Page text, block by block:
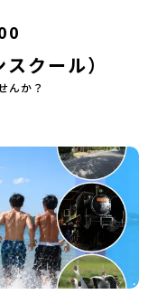
聴ください。▶︎ [アーカ
ログラム説明会〜
へ〜全体説明を聞いた
「どんな町なの？」
らではの豊かな文化
お伝えします。日
こ
し込み：https://c-
はじめての一人旅だ
そんな保護者様の不安
フが直接お答えしま
ご自宅からリラックス
確認ください・参加
ただく前に、「お申し
ます。ご確認くださ
の「平取高校」の先
見学ではありません。
て、年の近い先輩たち
人たちと対話をしな
大充実の2泊3日にな
っぷりつまった北海
出発しませんか？体
定）＜1日目＞
ーク」「高校生企画①-
りの歴史・文化を知
文化博物館でアイヌ文
ティビティ「1日を振
）「平取高校見学・
-在校生との対話「高
町を知ろう！（PM）
-平取特産の「びらと
し地域留学体験」
を超えて学校生活を送
ラムです。はじめて
っかりとサポートいた
（たいきちょう）」北
いきちょう）。西に
太平洋に面した自然
、林業が盛んであると
宙産業の誘致を進める
大きな山々が連なる
牛たちがのんびりと過
一の清流に選ばれたこ
地域では見ることので
が交差する瞬間を肌で
がれる 「フロンティア
ッツ（開拓者精神）」
クール）
んか？